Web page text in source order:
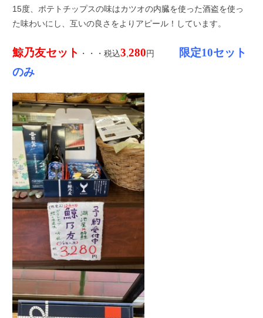
15度、ポテトチップスの味はカツオの内臓を使った酒盗を使っ
た味わいにし、互いの良さをよりアピール！しています。
鯨乃友セット ・・・税込3 280円
限定10セット
のみ